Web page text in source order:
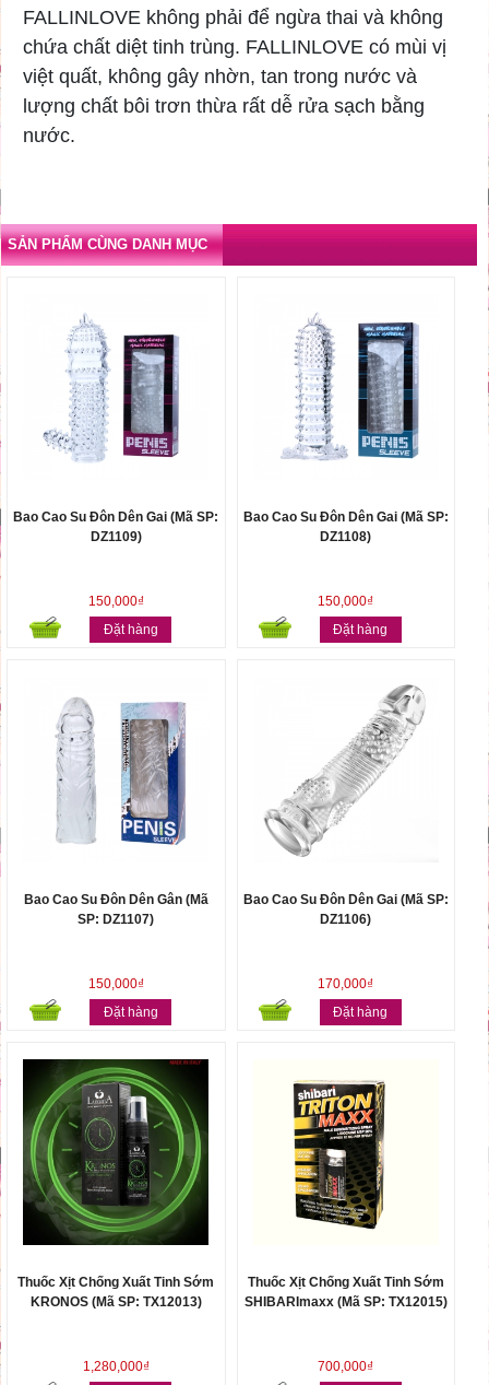
FALLINLOVE không phải để ngừa thai và không
chứa chất diệt tinh trùng. FALLINLOVE có mùi vị
việt quất, không gây nhờn, tan trong nước và
lượng chất bôi trơn thừa rất dễ rửa sạch bằng
nước.
SẢN PHẨM CÙNG DANH MỤC
Bao Cao Su Đôn Dên Gai (Mã SP:
DZ1109)
150,000₫
Đặt hàng
Bao Cao Su Đôn Dên Gai (Mã SP:
DZ1108)
150,000₫
Đặt hàng
Bao Cao Su Đôn Dên Gân (Mã
SP: DZ1107)
150,000₫
Đặt hàng
Bao Cao Su Đôn Dên Gai (Mã SP:
DZ1106)
170,000₫
Đặt hàng
Thuốc Xịt Chống Xuất Tinh Sớm
KRONOS (Mã SP: TX12013)
1,280,000₫
Thuốc Xịt Chống Xuất Tinh Sớm
SHIBARImaxx (Mã SP: TX12015)
700,000₫